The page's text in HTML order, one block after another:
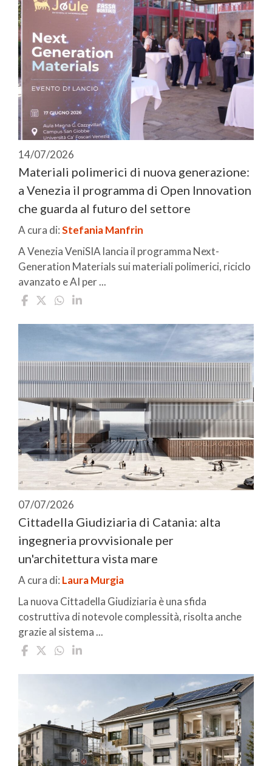
14/07/2026
Materiali polimerici di nuova generazione:
a Venezia il programma di Open Innovation
che guarda al futuro del settore
A cura di:Stefania Manfrin
A Venezia VeniSIA lancia il programma Next-
Generation Materials sui materiali polimerici, riciclo
avanzato e AI per ...
07/07/2026
Cittadella Giudiziaria di Catania: alta
ingegneria provvisionale per
un'architettura vista mare
A cura di: Laura Murgia
La nuova Cittadella Giudiziaria è una sfida
costruttiva di notevole complessità, risolta anche
grazie al sistema ...